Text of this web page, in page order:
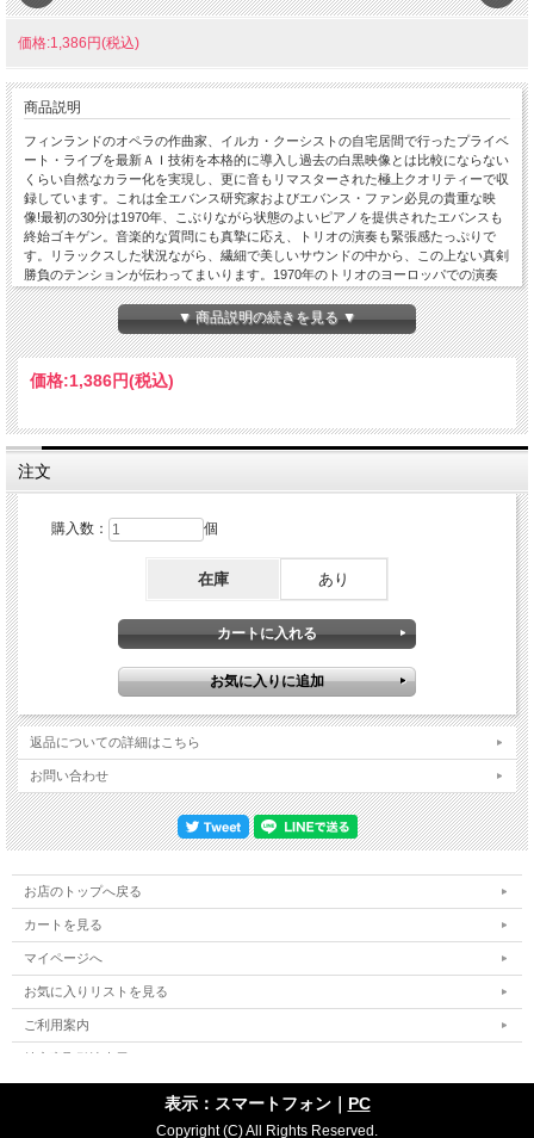
価格:1,386円(税込)
商品説明
フィンランドのオペラの作曲家、イルカ・クーシストの自宅居間で行ったプライベ
ート・ライブを最新ＡＩ技術を本格的に導入し過去の白黒映像とは比較にならない
くらい自然なカラー化を実現し、更に音もリマスターされた極上クオリティーで収
録しています。これは全エバンス研究家およびエバンス・ファン必見の貴重な映
像!最初の30分は1970年、こぶりながら状態のよいピアノを提供されたエバンスも
終始ゴキゲン。音楽的な質問にも真摯に応え、トリオの演奏も緊張感たっぷりで
す。リラックスした状況ながら、繊細で美しいサウンドの中から、この上ない真剣
勝負のテンションが伝わってまいります。1970年のトリオのヨーロッパでの演奏
は、これまでにもいくつか陽の目を見ておりますが、この映像は、ひと際貴重な物
といえましょう。個人邸宅のリビングという私的空間という会場の雰囲気も最高で
す。ライブ・アット・イルカ・クーシスト宅、ラウッタ島、ヘルシンキ、フィンラ
ンド １９７０ フル・カラー・バーション 1.Interview 1 2.Emily 3.Interview 2 4.Alfie
5.Interview 3 6.Nardis ビル・エヴァンス(p) エディ・ゴメス(b) マーティー・モレル
(dr)
▼ 商品説明の続きを見る ▼
価格:1,386円(税込)
注文
購入数： 個
在庫 あり
返品についての詳細はこちら
お問い合わせ
お店のトップへ戻る
カートを見る
マイページへ
お気に入りリストを見る
ご利用案内
特定商取引法表示
表示：スマートフォン｜ PC
Copyright (C) All Rights Reserved.